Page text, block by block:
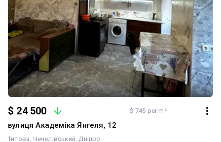
$ 24 500 $ 745 per m²
вулиця Академіка Янгеля, 12
Титова Чечелівський Дніпро